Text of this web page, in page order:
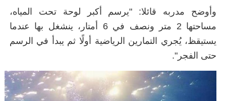
وأوضح مدربه قائلا: "يرسم أكبر لوحة تحت المياه،
مساحتها 2 متر ونصف في 6 أمتار، ينشغل بها عندما
يستيقظ، يُجري التمارين الرياضية أولًا ثم يبدأ في الرسم
حتى الفجر".